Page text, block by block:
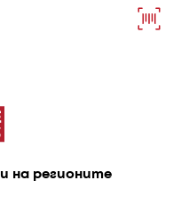
на регионите